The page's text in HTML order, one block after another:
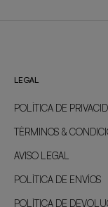
LEGAL
POLÍTICA DE
TÉRMINOS &
AVISO LEGAL
POLÍTICA DE ENVÍOS
POLÍTICA DE